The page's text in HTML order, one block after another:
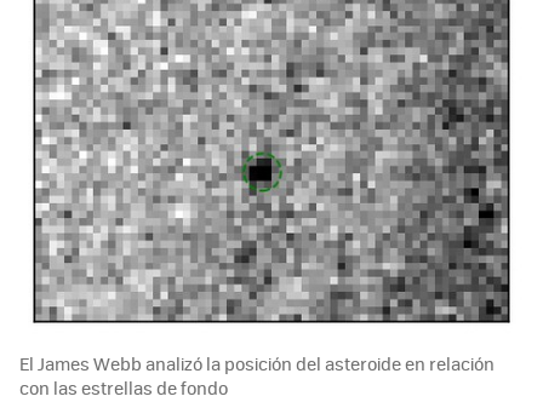
El James Webb analizó la posición del asteroide en relación
con las estrellas de fondo